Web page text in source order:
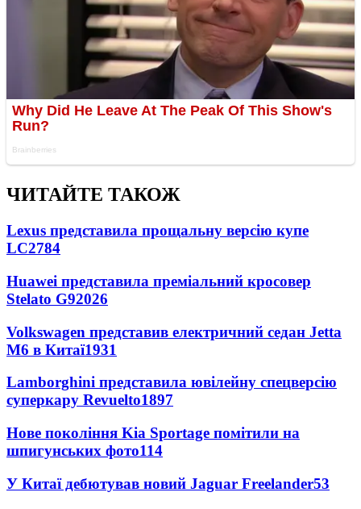
ЧИТАЙТЕ ТАКОЖ
Lexus представила прощальну версію купе
LC2784
Huawei представила преміальний кросовер
Stelato G92026
Volkswagen представив електричний седан Jetta
M6 в Китаї1931
Lamborghini представила ювілейну спецверсію
суперкару Revuelto1897
Нове покоління Kia Sportage помітили на
шпигунських фото114
У Китаї дебютував новий Jaguar Freelander53